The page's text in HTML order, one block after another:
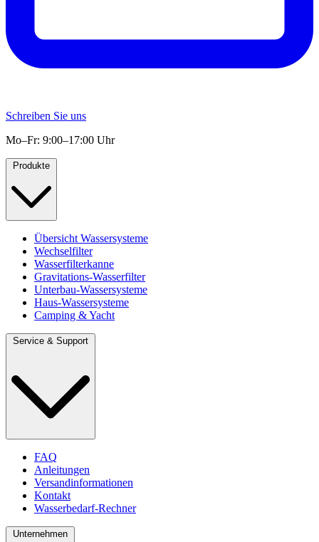
Schreiben Sie uns
Mo–Fr: 9:00–17:00 Uhr
Produkte
Übersicht Wassersysteme
Wechselfilter
Wasserfilterkanne
Gravitations-Wasserfilter
Unterbau-Wassersysteme
Haus-Wassersysteme
Camping & Yacht
Service & Support
FAQ
Anleitungen
Versandinformationen
Kontakt
Wasserbedarf-Rechner
Unternehmen